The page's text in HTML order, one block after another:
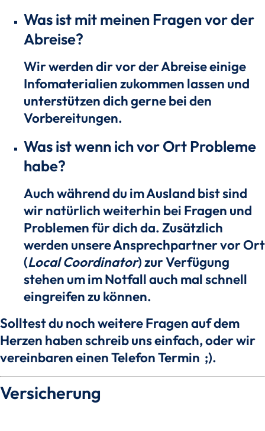
Was ist mit meinen Fragen vor der
Abreise?
Wir werden dir vor der Abreise einige
Infomaterialien zukommen lassen und
unterstützen dich gerne bei den
Vorbereitungen.
Was ist wenn ich vor Ort Probleme
habe?
Auch während du im Ausland bist sind
wir natürlich weiterhin bei Fragen und
Problemen für dich da. Zusätzlich
werden unsere Ansprechpartner vor Ort
(Local Coordinator) zur Verfügung
stehen um im Notfall auch mal schnell
eingreifen zu können.
Solltest du noch weitere Fragen auf dem
Herzen haben schreib uns einfach, oder wir
vereinbaren einen Telefon Termin ;).
Versicherung